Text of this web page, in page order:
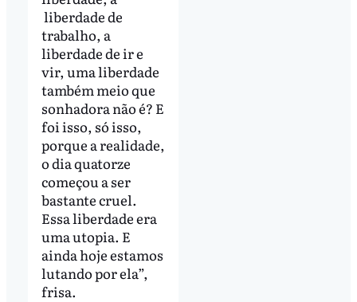
liberdade de
trabalho, a
liberdade de ir e
vir, uma liberdade
também meio que
sonhadora não é? E
foi isso, só isso,
porque a realidade,
o dia quatorze
começou a ser
bastante cruel.
Essa liberdade era
uma utopia. E
ainda hoje estamos
lutando por ela”,
frisa.